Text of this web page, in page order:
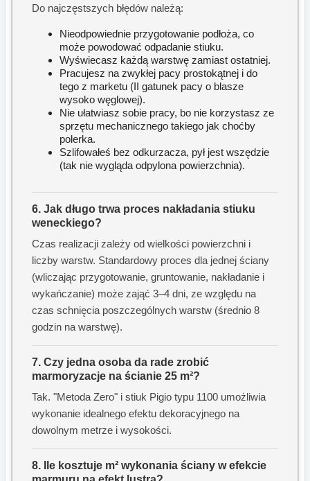
Do najczęstszych błędów należą:
Nieodpowiednie przygotowanie podłoża, co
może powodować odpadanie stiuku.
Wyświecasz każdą warstwę zamiast ostatniej.
Pracujesz na zwykłej pacy prostokątnej i do
tego z marketu (II gatunek pacy o blasze
wysoko węglowej).
Nie ułatwiasz sobie pracy, bo nie korzystasz ze
sprzętu mechanicznego takiego jak choćby
polerka.
Szlifowałeś bez odkurzacza, pył jest wszędzie
(tak nie wygląda odpylona powierzchnia).
6. Jak długo trwa proces nakładania stiuku
weneckiego?
Czas realizacji zależy od wielkości powierzchni i
liczby warstw. Standardowy proces dla jednej ściany
(wliczając przygotowanie, gruntowanie, nakładanie i
wykańczanie) może zająć 3–4 dni, ze względu na
czas schnięcia poszczególnych warstw (średnio 8
godzin na warstwę).
7. Czy jedna osoba da rade zrobić
marmoryzacje na ścianie 25 m²?
Tak. "Metoda Zero" i stiuk Pigio typu 1100 umożliwia
wykonanie idealnego efektu dekoracyjnego na
dowolnym metrze i wysokości.
8. Ile kosztuje m² wykonania ściany w efekcie